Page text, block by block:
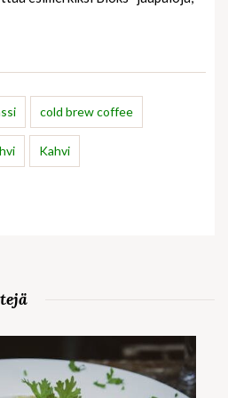
cold brew coffee
Kahvi